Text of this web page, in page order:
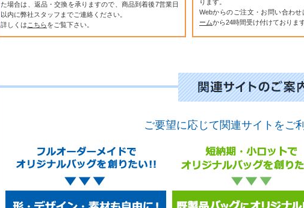
た場合は、返品・交換を承りますので、商品到着後7営業日
以内に弊社スタッフまでご連絡ください。
詳しくは こちらをご覧下さい。
ります。
Webからのご注文・お問い合わせ
ームから24時間受け付けております
ご要望に応じて関連サイトをご